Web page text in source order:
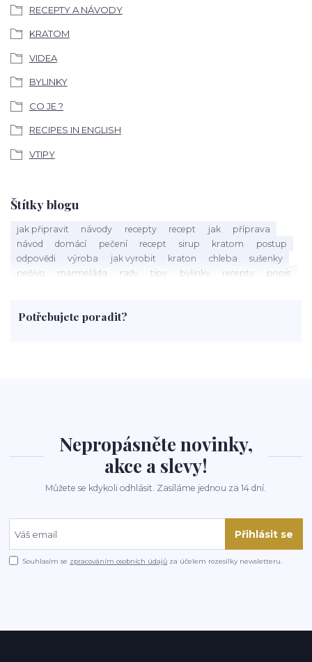
RECEPTY A NÁVODY
KRATOM
VIDEA
BYLINKY
CO JE ?
RECIPES IN ENGLISH
VTIPY
Štítky blogu
jak připravit návody recepty recept jak
příprava
návod
domácí pečení recept sirup kratom
postup
odpovědi
výroba jak vyrobit kraton chleba
sušenky
pečivo
marmeláda rady tipy bylinky recepty
popis
rohlíky
grilování čaj
Potřebujete poradit?
Nepropásněte novinky,
akce a slevy!
Můžete se kdykoli odhlásit. Zasíláme jednou za 14 dní.
Přihlásit se
Souhlasím se zpracováním osobních údajů za účelem rozesílky newsletteru.